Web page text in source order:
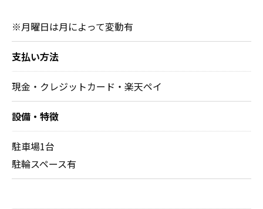
※月曜日は月によって変動有
支払い方法
現金・クレジットカード・楽天ペイ
設備・特徴
駐車場1台
駐輪スペース有